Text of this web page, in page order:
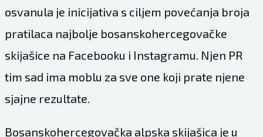
osvanula je inicijativa s ciljem povećanja broja
pratilaca najbolje bosanskohercegovačke
skijašice na Facebooku i Instagramu. Njen PR
tim sad ima moblu za sve one koji prate njene
sjajne rezultate.
Bosanskohercegovačka alpska skijašica je u